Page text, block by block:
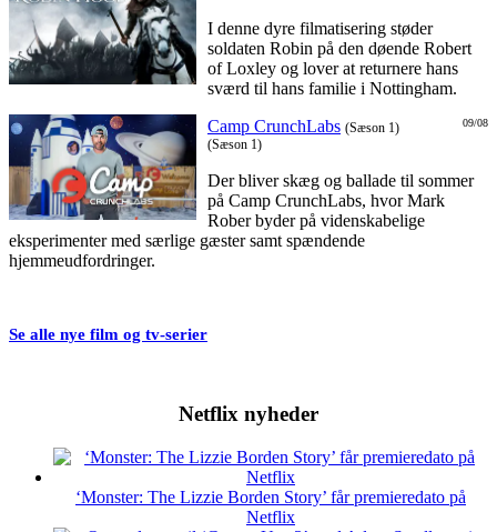
I denne dyre filmatisering støder
soldaten Robin på den døende Robert
of Loxley og lover at returnere hans
sværd til hans familie i Nottingham.
09/08
Camp CrunchLabs (Sæson 1)
(Sæson 1)
Der bliver skæg og ballade til sommer
på Camp CrunchLabs, hvor Mark
Rober byder på videnskabelige
eksperimenter med særlige gæster samt spændende
hjemmeudfordringer.
Se alle nye film og tv-serier
Netflix nyheder
‘Monster: The Lizzie Borden Story’ får premieredato på
Netflix